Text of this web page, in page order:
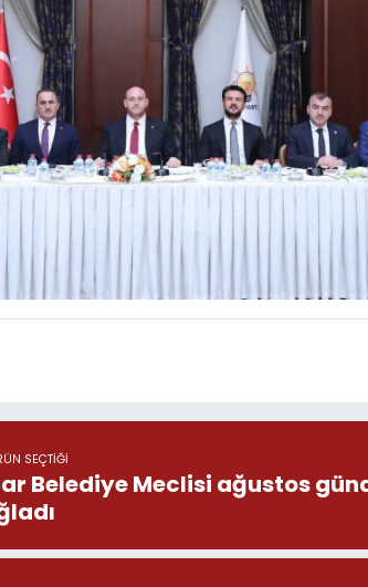
SEÇTIĞI
Belediye Meclisi ağustos